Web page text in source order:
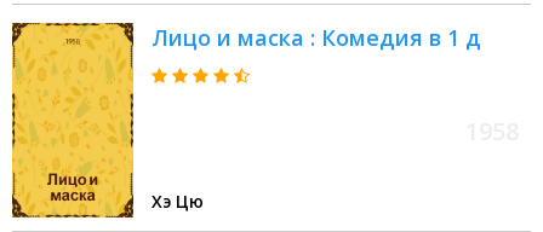
Лицо и маска : Комедия в 1 д
Хэ Цю